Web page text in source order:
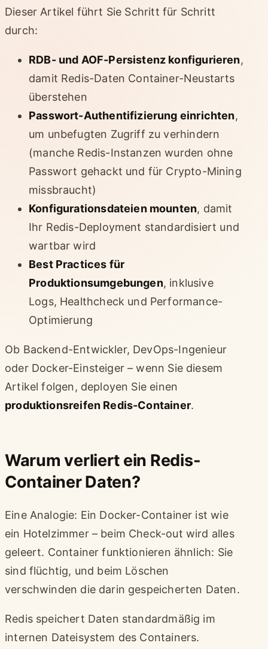
Dieser Artikel führt Sie Schritt für Schritt
durch:
RDB- und AOF-Persistenz konfigurieren,
damit Redis-Daten Container-Neustarts
überstehen
Passwort-Authentifizierung einrichten,
um unbefugten Zugriff zu verhindern
(manche Redis-Instanzen wurden ohne
Passwort gehackt und für Crypto-Mining
missbraucht)
Konfigurationsdateien mounten, damit
Ihr Redis-Deployment standardisiert und
wartbar wird
Best Practices für
Produktionsumgebungen, inklusive
Logs, Healthcheck und Performance-
Optimierung
Ob Backend-Entwickler, DevOps-Ingenieur
oder Docker-Einsteiger – wenn Sie diesem
Artikel folgen, deployen Sie einen
produktionsreifen Redis-Container.
Warum verliert ein Redis-
Container Daten?
Eine Analogie: Ein Docker-Container ist wie
ein Hotelzimmer – beim Check-out wird alles
geleert. Container funktionieren ähnlich: Sie
sind flüchtig, und beim Löschen
verschwinden die darin gespeicherten Daten.
Redis speichert Daten standardmäßig im
internen Dateisystem des Containers.